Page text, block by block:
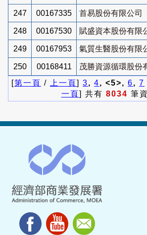
247 00167335 首易股份有限公司
248 00167530 賦盛資本股份有限
249 00167953 氣質生醫股份有限
250 00168411
茂勝資源循環股份
[第一頁 / 上一頁] 3, 4, <5>, 6, 7
一頁] 共有 8034 筆